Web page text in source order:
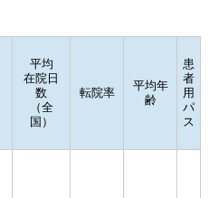
平均
在院日
数
（全
国）
転院率
平均年
齢
患
者
用
パ
ス